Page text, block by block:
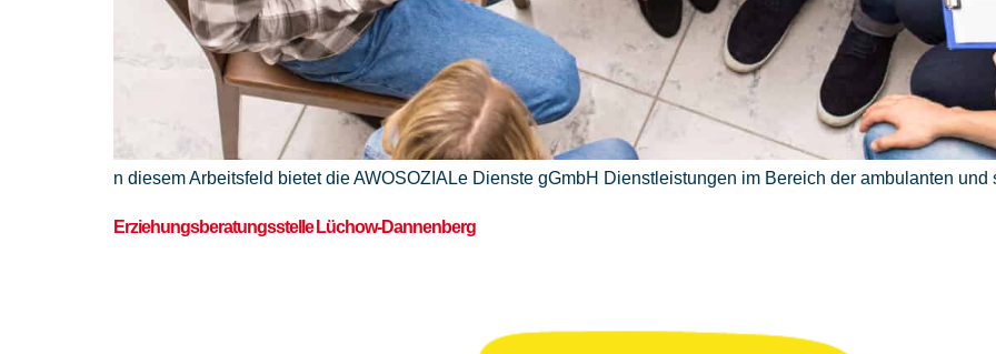
n diesem Arbeitsfeld bietet die AWOSOZIALe Dienste gGmbH Dienstleistungen im Bereich der ambulanten und
Erziehungsberatungsstelle Lüchow-Dannenberg